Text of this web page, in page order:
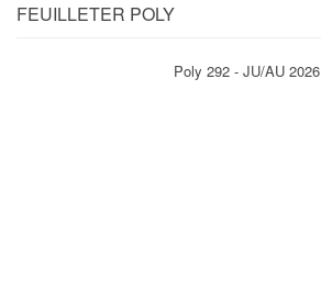
FEUILLETER POLY
Poly 292 - JU/AU 2026